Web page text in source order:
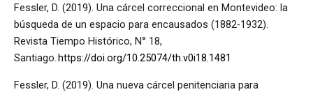
Fessler, D. (2019). Una cárcel correccional en Montevideo: la
búsqueda de un espacio para encausados (1882-1932).
Revista Tiempo Histórico, N° 18,
Santiago.https://doi.org/10.25074/th.v0i18.1481
Fessler, D. (2019). Una nueva cárcel penitenciaria para